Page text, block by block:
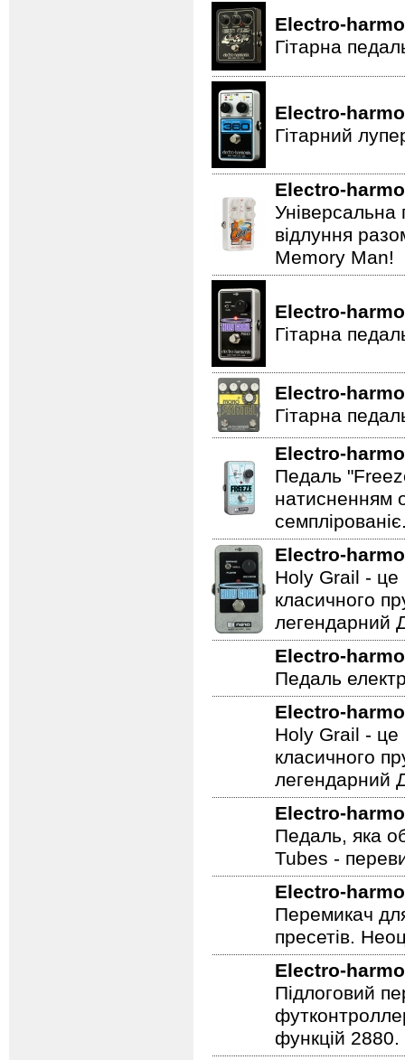
Electro-
Гітарна
Electro-
Гітарний
Electro-
Універсальна
відлуння
Memory Man!
Electro-
Гітарна
Electro-
Гітарна
Electro-
Педаль
натисненням
Electro-
Holy Grail - це
класичного
легендарний
Electro-
Педаль
Electro-
Holy Grail - це
класичного
легендарний
Electro-
Педаль, яка
Tubes -
Electro-
Перемикач
пресетів.
Electro-
Підлоговий
функцій 2880.